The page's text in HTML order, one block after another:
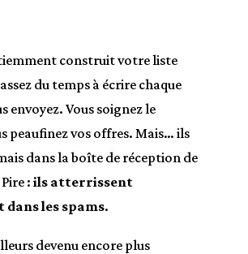
construit votre liste
du temps à écrire chaque
envoyez. Vous soignez le
peaufinez vos offres. Mais… ils
dans la boîte de réception de
: ils atterrissent
les spams.
devenu encore plus